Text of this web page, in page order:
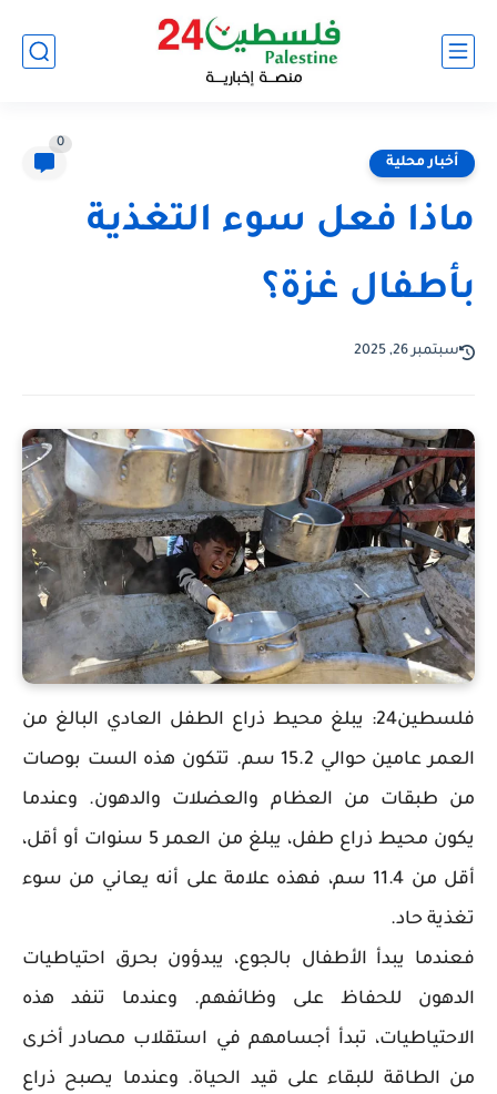
أخبار محلية
0
ماذا فعل سوء التغذية
بأطفال غزة؟
سبتمبر 26, 2025
فلسطين24: يبلغ محيط ذراع الطفل العادي البالغ من
العمر عامين حوالي 15.2 سم. تتكون هذه الست بوصات
من طبقات من العظام والعضلات والدهون. وعندما
يكون محيط ذراع طفل، يبلغ من العمر 5 سنوات أو أقل،
أقل من 11.4 سم، فهذه علامة على أنه يعاني من سوء
تغذية حاد.
فعندما يبدأ الأطفال بالجوع، يبدؤون بحرق احتياطيات
الدهون للحفاظ على وظائفهم. وعندما تنفد هذه
الاحتياطيات، تبدأ أجسامهم في استقلاب مصادر أخرى
من الطاقة للبقاء على قيد الحياة. وعندما يصبح ذراع